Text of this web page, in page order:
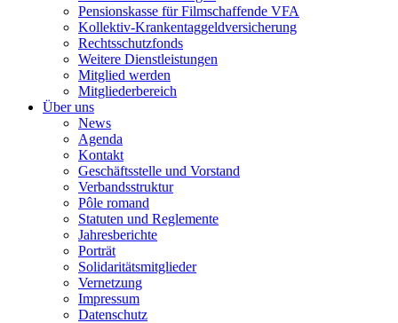
Pensionskasse für Filmschaffende VFA
Kollektiv-Krankentaggeldversicherung
Rechtsschutzfonds
Weitere Dienstleistungen
Mitglied werden
Mitgliederbereich
Über uns
News
Agenda
Kontakt
Geschäftsstelle und Vorstand
Verbandsstruktur
Pôle romand
Statuten und Reglemente
Jahresberichte
Porträt
Solidaritätsmitglieder
Vernetzung
Impressum
Datenschutz